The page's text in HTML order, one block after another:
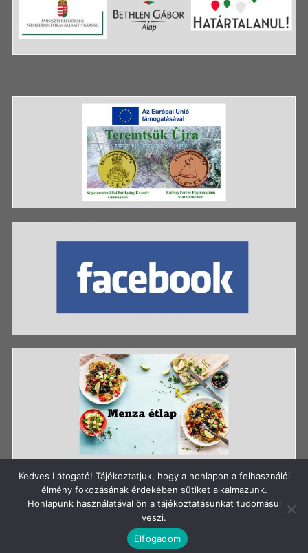
Szerzői jog: Szigetszentmiklósi Batthyány Kázmér
Gimnázium
Kedves Látogató! Tájékoztatjuk, hogy a honlapon a felhasználói
élmény fokozásának érdekében sütiket alkalmazunk.
Honlapunk használatával ön a tájékoztatásunkat tudomásul
veszi.
Elfogadom